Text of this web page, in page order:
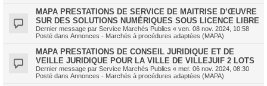
MAPA PRESTATIONS DE SERVICE DE MAITRISE D’ŒUVRE
SUR DES SOLUTIONS NUMÉRIQUES SOUS LICENCE LIBRE
Dernier message par Service Marchés Publics « ven. 08 nov. 2024, 10:58
Posté dans Annonces - Marchés à procédures adaptées (MAPA)
MAPA PRESTATIONS DE CONSEIL JURIDIQUE ET DE
VEILLE JURIDIQUE POUR LA VILLE DE VILLEJUIF 2 LOTS
Dernier message par Service Marchés Publics « mer. 06 nov. 2024, 08:30
Posté dans Annonces - Marchés à procédures adaptées (MAPA)